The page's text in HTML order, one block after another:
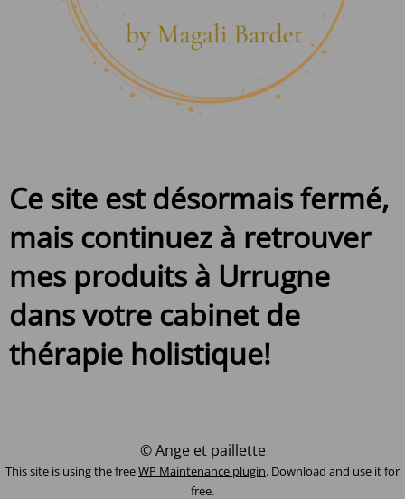
Ce site est désormais fermé,
mais continuez à retrouver
mes produits à Urrugne
dans votre cabinet de
thérapie holistique!
© Ange et paillette
This site is using the freeWP Maintenance plugin. Download and use it for
free.